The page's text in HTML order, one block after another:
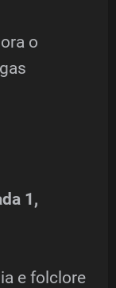
o
1,
e folclore